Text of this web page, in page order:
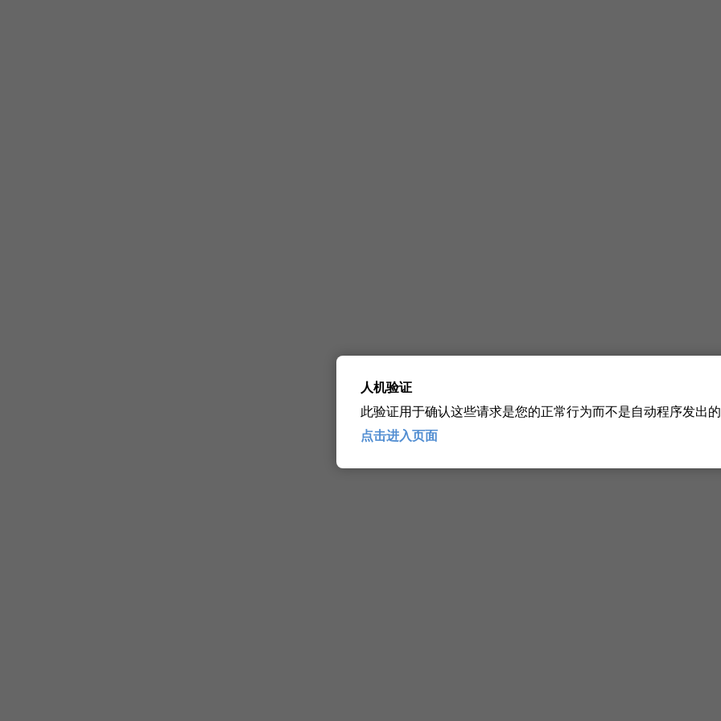
人机验证
此验证用于确认这些请求是您的正常行为而不是自动程序发出的
点击进入页面